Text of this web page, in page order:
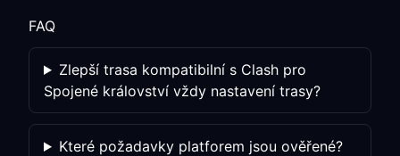
FAQ
Zlepší trasa kompatibilní s Clash pro
Spojené království vždy nastavení trasy?
Které požadavky platforem jsou ověřené?